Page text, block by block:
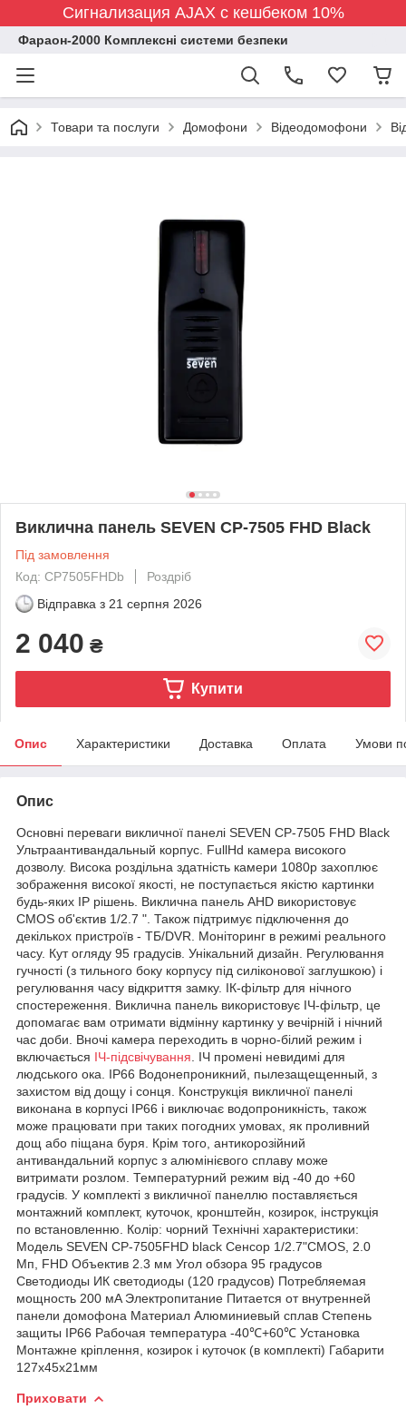
Сигнализация AJAX с кешбеком 10%
Фараон-2000 Комплексні системи безпеки
Товари та послуги Домофони Відеодомофони
Виклична панель SEVEN CP-7505 FHD Black
Під замовлення
Код: CP7505FHDb
Роздріб
Відправка з 21 серпня 2026
2 040 ₴
Купити
Опис Характеристики Доставка Оплата Умови
Опис
Основні переваги викличної панелі SEVEN CP-7505 FHD Black
Ультраантивандальный корпус. FullHd камера високого
дозволу. Висока роздільна здатність камери 1080p захоплює
зображення високої якості, не поступається якістю картинки
будь-яких IP рішень. Виклична панель AHD використовує
CMOS об'єктив 1/2.7 ". Також підтримує підключення до
декількох пристроїв - ТБ/DVR. Моніторинг в режимі реального
часу. Кут огляду 95 градусів. Унікальний дизайн. Регулювання
гучності (з тильного боку корпусу під силіконової заглушкою) і
регулювання часу відкриття замку. ІК-фільтр для нічного
спостереження. Виклична панель використовує ІЧ-фільтр, це
допомагає вам отримати відмінну картинку у вечірній і нічний
час доби. Вночі камера переходить в чорно-білий режим і
включається ІЧ-підсвічування . ІЧ промені невидимі для
людського ока. IP66 Водонепроникний, пылезащещенный, з
захистом від дощу і сонця. Конструкція викличної панелі
виконана в корпусі IP66 і виключає водопроникність, також
може працювати при таких погодних умовах, як проливний
дощ або піщана буря. Крім того, антикорозійний
антивандальний корпус з алюмінієвого сплаву може
витримати розлом. Температурний режим від -40 до +60
градусів. У комплекті з викличної панеллю поставляється
монтажний комплект, куточок, кронштейн, козирок, інструкція
по встановленню. Колір: чорний Технічні характеристики:
Модель SEVEN CP-7505FHD black Сенсор 1/2.7"CMOS, 2.0
Мп, FHD Объектив 2.3 мм Угол обзора 95 градусов
Светодиоды ИК светодиоды (120 градусов) Потребляемая
мощность 200 мA Электропитание Питается от внутренней
панели домофона Материал Алюминиевый сплав Степень
защиты IP66 Рабочая температура -40℃+60℃ Установка
Монтажне кріплення, козирок і куточок (в комплекті) Габарити
127х45х21мм
Приховати